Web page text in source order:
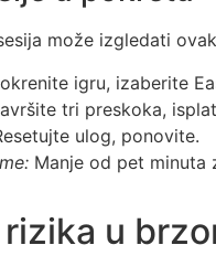
može izgledati
igru, izaberite
tri preskoka,
ulog, ponovite.
Manje od pet minuta
u